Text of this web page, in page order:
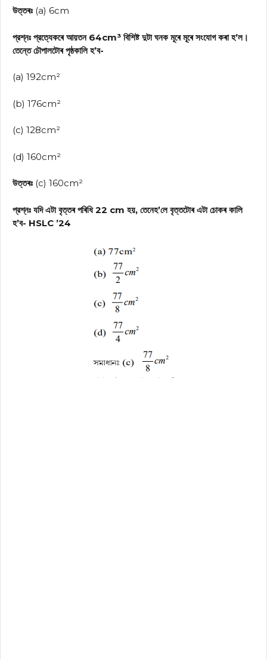
উত্তৰঃ (a) 6cm
প্রশ্নঃ প্রত্যেকৰে আয়তন 64cm³ বিশিষ্ট দুটা ঘনক মূৰে মূৰে সংযোগ কৰা হ’ল।
তেন্তে চৌপালটোৰ পৃষ্ঠকালি হ’ব-
(a) 192cm²
(b) 176cm²
(c) 128cm²
(d) 160cm²
উত্তৰঃ (c) 160cm²
প্রশ্নঃ যদি এটা বৃত্তৰ পৰিধি 22 cm হয়, তেনেহ’লে বৃত্তটোৰ এটা চোকৰ কালি
হ’ব- HSLC ’24